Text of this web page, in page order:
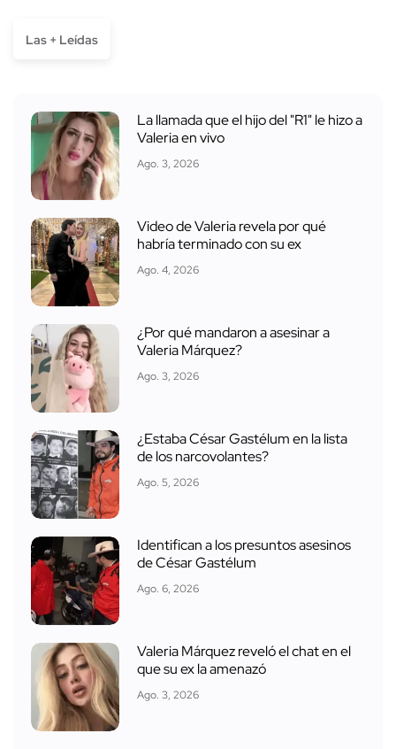
Las + Leídas
La llamada que el hijo del "R1" le hizo a
Valeria en vivo
Ago. 3, 2026
Video de Valeria revela por qué
habría terminado con su ex
Ago. 4, 2026
¿Por qué mandaron a asesinar a
Valeria Márquez?
Ago. 3, 2026
¿Estaba César Gastélum en la lista
de los narcovolantes?
Ago. 5, 2026
Identifican a los presuntos asesinos
de César Gastélum
Ago. 6, 2026
Valeria Márquez reveló el chat en el
que su ex la amenazó
Ago. 3, 2026